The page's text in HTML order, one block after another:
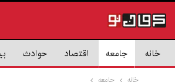
خانه جامعه اقتصاد حوادث